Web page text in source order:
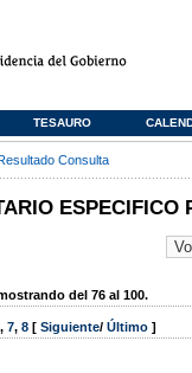
TESAURO
Consulta
ESPECIFICO
del 76 al 100.
, 7, 8 [ Siguiente/ Último ]